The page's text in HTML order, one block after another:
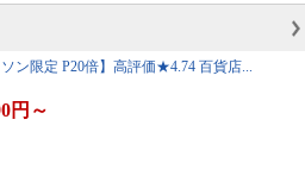
ソン限定 P20倍】高評価★4.74 百貨店...
円 ～